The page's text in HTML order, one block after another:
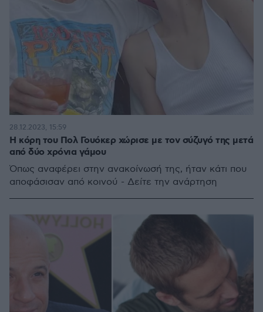
Η κόρη του Πολ Γουόκερ χώρισε με τον σύζυγό της μετά
από δύο χρόνια γάμου
Όπως αναφέρει στην ανακοίνωσή της, ήταν κάτι που
αποφάσισαν από κοινού - Δείτε την ανάρτηση
28.12.2023, 15:59